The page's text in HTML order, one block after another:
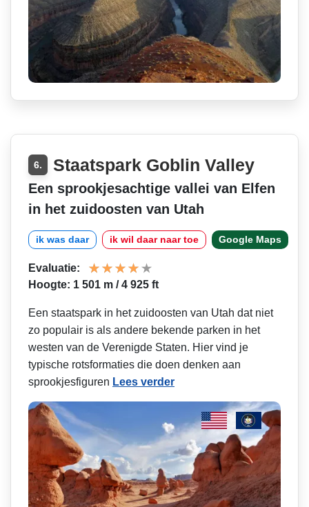
6. Staatspark Goblin Valley
Een sprookjesachtige vallei van Elfen
in het zuidoosten van Utah
ik was daar ik wil daar naar toe Google Maps
Evaluatie:
Hoogte: 1 501 m / 4 925 ft
Een staatspark in het zuidoosten van Utah dat niet
zo populair is als andere bekende parken in het
westen van de Verenigde Staten. Hier vind je
typische rotsformaties die doen denken aan
sprookjesfiguren Lees verder